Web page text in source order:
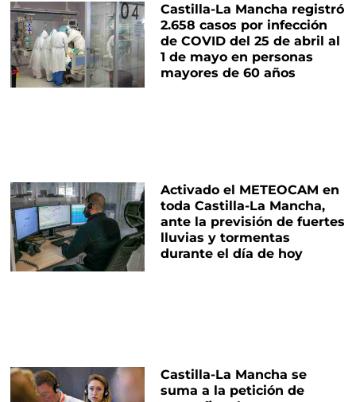
Castilla-La Mancha registró
2.658 casos por infección
de COVID del 25 de abril al
1 de mayo en personas
mayores de 60 años
Activado el METEOCAM en
toda Castilla-La Mancha,
ante la previsión de fuertes
lluvias y tormentas
durante el día de hoy
Castilla-La Mancha se
suma a la petición de